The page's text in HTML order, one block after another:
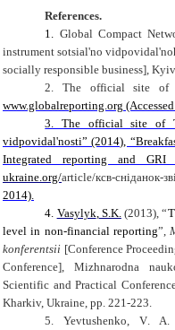
References.
1. Global Compact
instrument sotsial'no
socially responsible business],
2. The official site
www.globalreporting.org
3. The official site of
vidpovidal'nosti” (2014),
Integrated reporting and GRI
ukraine.org/article/ксв-сніданок-
2014).
4. Vasylyk,S.K.(2013), “
level in non-financial reporting”,
konferentsii [Conference
Conference], Mizhnarodna
Scientific and Practical
Kharkiv, Ukraine, pp. 221-223.
5. Yevtushenko, V.A.